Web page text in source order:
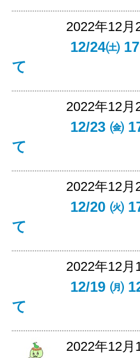
2022年12月
12/24㈯
て
2022年12月
12/23 ㈮
て
2022年12月
12/20 ㈫
て
2022年12月
12/19 ㈪
て
2022年12月